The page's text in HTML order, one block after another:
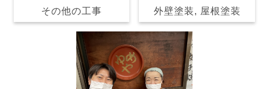
その他の工事
外壁塗装, 屋根塗装